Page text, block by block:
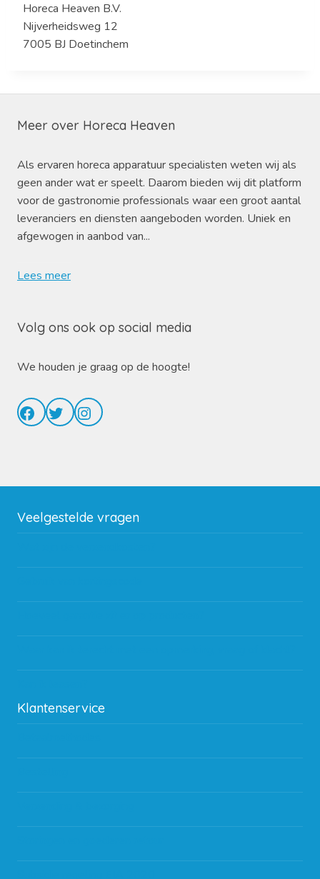
Horeca Heaven B.V.
Nijverheidsweg 12
7005 BJ Doetinchem
Meer over Horeca Heaven
Als ervaren horeca apparatuur specialisten weten wij als
geen ander wat er speelt. Daarom bieden wij dit platform
voor de gastronomie professionals waar een groot aantal
leveranciers en diensten aangeboden worden. Uniek en
afgewogen in aanbod van...
Lees meer
Volg ons ook op social media
We houden je graag op de hoogte!
Facebook
TwitterInstagram
Veelgestelde vragen
Klantenservice